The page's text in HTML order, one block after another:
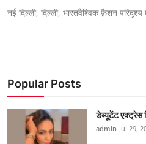
लाइफस्टाइल
देश
बिज़नेस
English
नई दिल्ली, दिल्ली, भारतवैश्विक फ़ैशन
Popular Posts
डेब्यूटेंट एक्ट्रेस
admin Jul 29,